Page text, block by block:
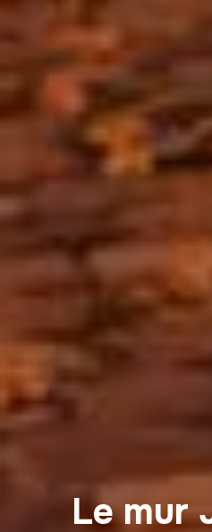
Le mur